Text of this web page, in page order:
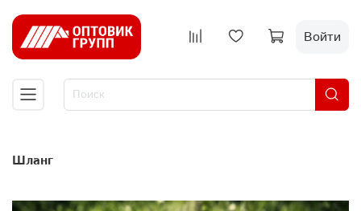
Войти
шланг